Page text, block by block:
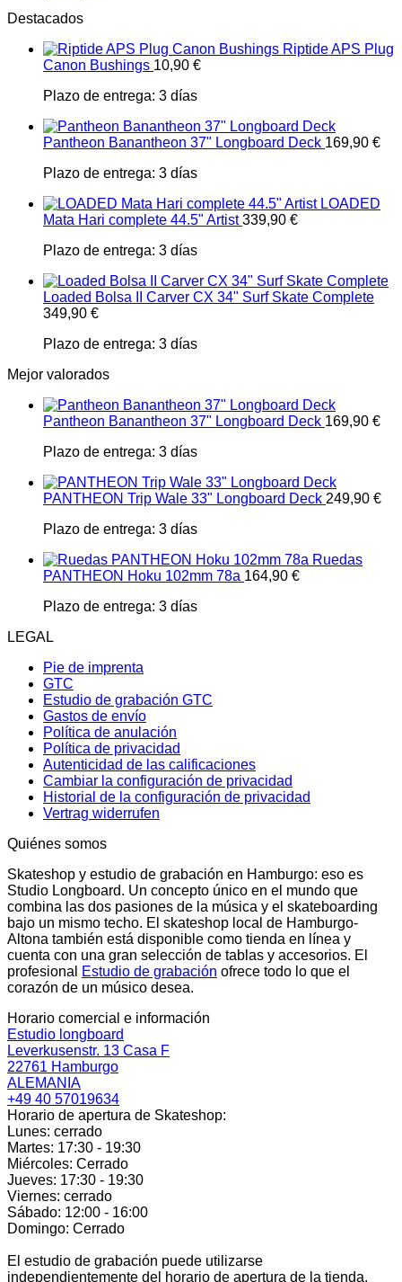
Destacados
Riptide APS Plug
Canon Bushings 10,90 €
Plazo de entrega: 3 días
Pantheon Banantheon 37" Longboard Deck 169,90 €
Plazo de entrega: 3 días
LOADED
Mata Hari complete 44.5" Artist 339,90 €
Plazo de entrega: 3 días
Loaded Bolsa II Carver CX 34" Surf Skate Complete
349,90 €
Plazo de entrega: 3 días
Mejor valorados
Pantheon Banantheon 37" Longboard Deck 169,90 €
Plazo de entrega: 3 días
PANTHEON Trip Wale 33" Longboard Deck 249,90 €
Plazo de entrega: 3 días
Ruedas
PANTHEON Hoku 102mm 78a 164,90 €
Plazo de entrega: 3 días
LEGAL
Pie de imprenta
GTC
Estudio de grabación GTC
Gastos de envío
Política de anulación
Política de privacidad
Autenticidad de las calificaciones
Cambiar la configuración de privacidad
Historial de la configuración de privacidad
Vertrag widerrufen
Quiénes somos
Skateshop y estudio de grabación en Hamburgo: eso es
Studio Longboard. Un concepto único en el mundo que
combina las dos pasiones de la música y el skateboarding
bajo un mismo techo. El skateshop local de Hamburgo-
Altona también está disponible como tienda en línea y
cuenta con una gran selección de tablas y accesorios. El
profesional Estudio de grabación ofrece todo lo que el
corazón de un músico desea.
Horario comercial e información
Estudio longboard
Leverkusenstr. 13 Casa F
22761 Hamburgo
ALEMANIA
+49 40 57019634
Horario de apertura de Skateshop:
Lunes: cerrado
Martes: 17:30 - 19:30
Miércoles: Cerrado
Jueves: 17:30 - 19:30
Viernes: cerrado
Sábado: 12:00 - 16:00
Domingo: Cerrado
El estudio de grabación puede utilizarse
independientemente del horario de apertura de la tienda.